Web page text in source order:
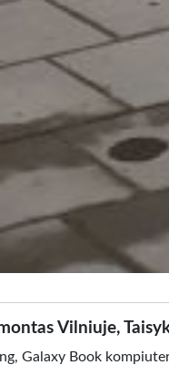
Vilniuje,
Galaxy Book